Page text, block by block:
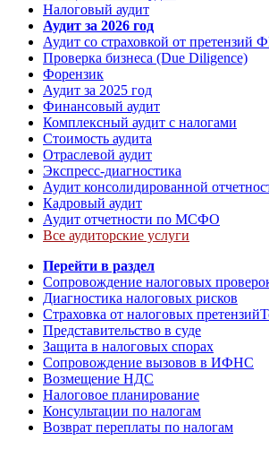
Налоговый аудит
Аудит за 2026 год
Аудит со страховкой от претензий
Проверка бизнеса (Due Diligence)
Форензик
Аудит за 2025 год
Финансовый аудит
Комплексный аудит с налогами
Стоимость аудита
Отраслевой аудит
Экспресс-диагностика
Аудит консолидированной
Кадровый аудит
Аудит отчетности по МСФО
Все аудиторские услуги
Перейти в раздел
Сопровождение налоговых
Диагностика налоговых рисков
Страховка от налоговых претензий
Представительство в суде
Защита в налоговых спорах
Сопровождение вызовов в ИФНС
Возмещение НДС
Налоговое планирование
Консультации по налогам
Возврат переплаты по налогам